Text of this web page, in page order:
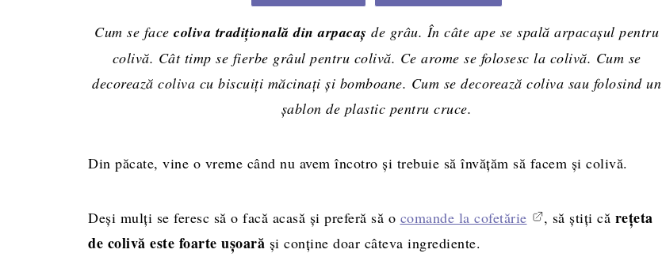
Cum se face coliva tradițională din arpacaș de grâu. În câte ape se spală arpacașul pentru
colivă. Cât timp se fierbe grâul pentru colivă. Ce arome se folosesc la colivă. Cum se
decorează coliva cu biscuiți măcinați și bomboane. Cum se decorează coliva sau folosind un
șablon de plastic pentru cruce.
Din păcate, vine o vreme când nu avem încotro şi trebuie să învăţăm să facem şi colivă.
Deşi mulţi se feresc să o facă acasă şi preferă să o comande la cofetărie , să ştiţi că reţeta
de colivă este foarte uşoară şi conţine doar câteva ingrediente.